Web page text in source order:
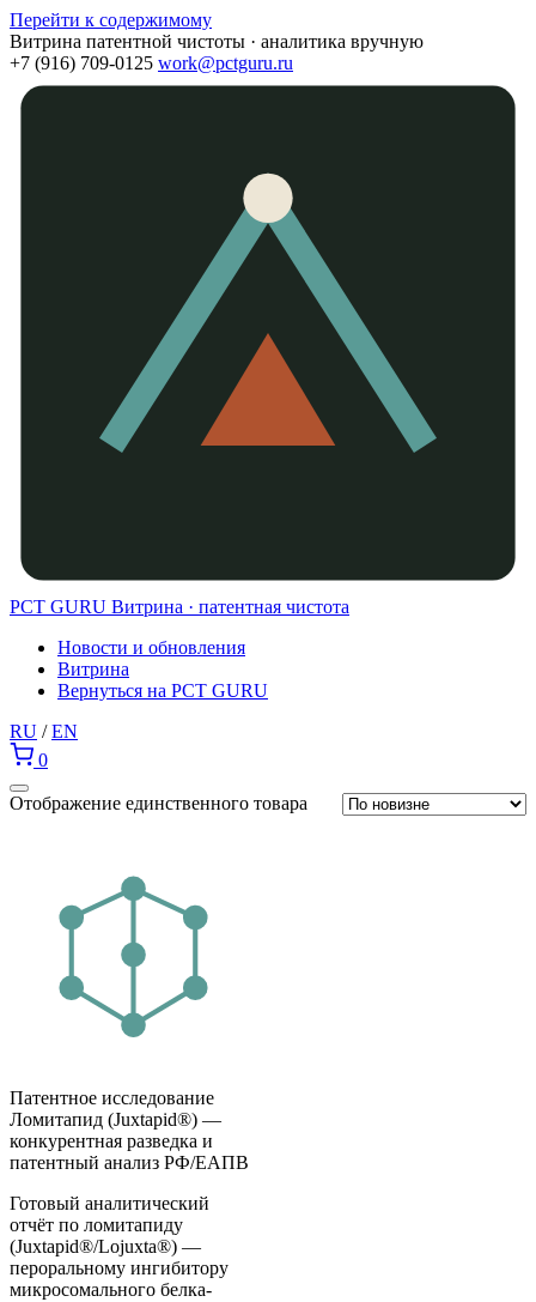
Перейти к содержимому
Витрина патентной чистоты · аналитика вручную
+7 (916) 709-0125 work@pctguru.ru
PCT GURU Витрина · патентная чистота
Новости и обновления
Витрина
Вернуться на PCT GURU
RU / EN
0
Отображение единственного товара
Патентное исследование
Ломитапид (Juxtapid®) —
конкурентная разведка и
патентный анализ РФ/ЕАПВ
Готовый аналитический
отчёт по ломитапиду
(Juxtapid®/Lojuxta®) —
пероральному ингибитору
микросомального белка-